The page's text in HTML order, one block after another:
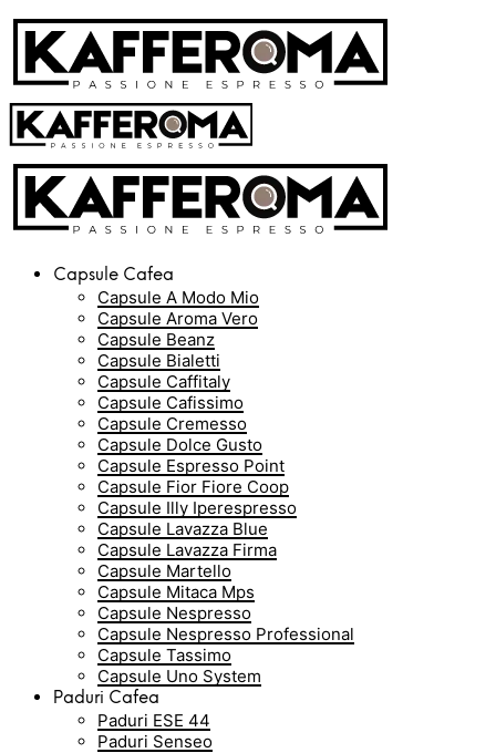
Capsule Cafea
Capsule A Modo Mio
Capsule Aroma Vero
Capsule Beanz
Capsule Bialetti
Capsule Caffitaly
Capsule Cafissimo
Capsule Cremesso
Capsule Dolce Gusto
Capsule Espresso Point
Capsule Fior Fiore Coop
Capsule Illy Iperespresso
Capsule Lavazza Blue
Capsule Lavazza Firma
Capsule Martello
Capsule Mitaca Mps
Capsule Nespresso
Capsule Nespresso Professional
Capsule Tassimo
Capsule Uno System
Paduri Cafea
Paduri ESE 44
Paduri Senseo